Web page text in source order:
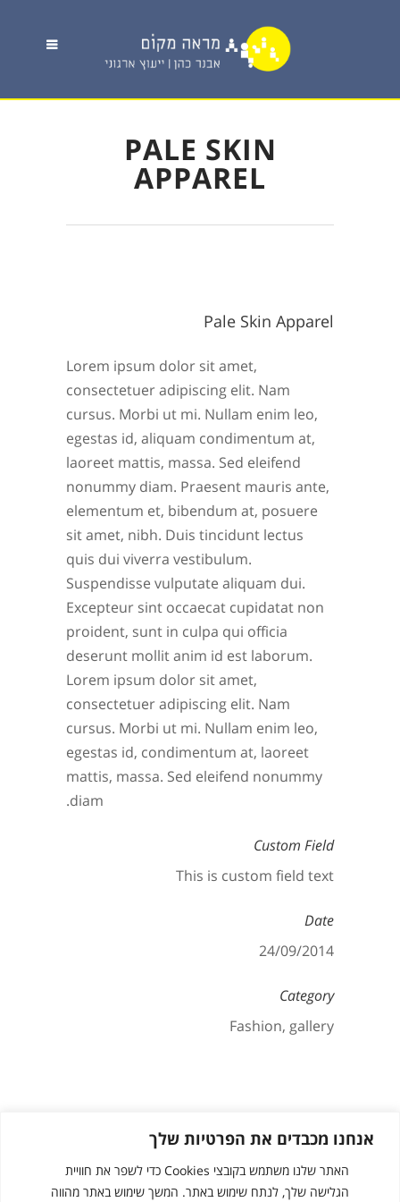
אנחנו מכבדים את הפרטיות שלך
האתר שלנו משתמש בקובצי Cookies כדי לשפר את חוויית
הגלישה שלך, לנתח שימוש באתר. המשך שימוש באתר מהווה
PALE SKIN
APPAREL
Pale Skin Apparel
Lorem ipsum dolor sit amet,
consectetuer adipiscing elit. Nam
cursus. Morbi ut mi. Nullam enim leo,
egestas id, aliquam condimentum at,
laoreet mattis, massa. Sed eleifend
nonummy diam. Praesent mauris ante,
elementum et, bibendum at, posuere
sit amet, nibh. Duis tincidunt lectus
quis dui viverra vestibulum.
Suspendisse vulputate aliquam dui.
Excepteur sint occaecat cupidatat non
proident, sunt in culpa qui officia
deserunt mollit anim id est laborum.
Lorem ipsum dolor sit amet,
consectetuer adipiscing elit. Nam
cursus. Morbi ut mi. Nullam enim leo,
egestas id, condimentum at, laoreet
mattis, massa. Sed eleifend nonummy
diam.
Custom Field
This is custom field text
Date
24/09/2014
Category
Fashion, gallery